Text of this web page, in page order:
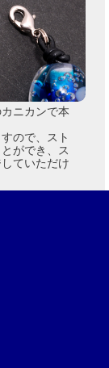
ニカンで本
ので、スト
ができ、ス
ていただけ